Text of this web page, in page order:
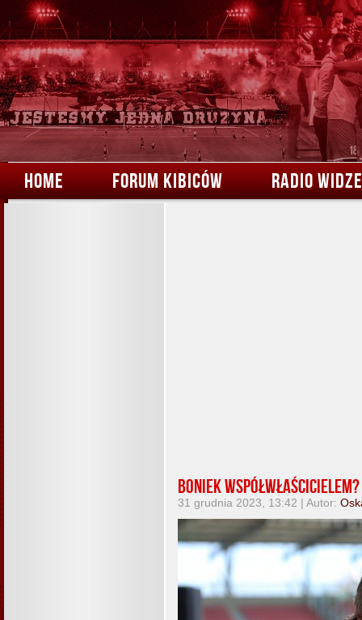
HOME FORUM KIBICÓW RADIO
Boniek
31 grudnia 2023, 13:42 | Autor: